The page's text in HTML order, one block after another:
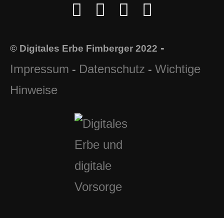
© Digitales Erbe Fimberger 2022 -
Impressum - Datenschutz - Wichtige
Hinweise